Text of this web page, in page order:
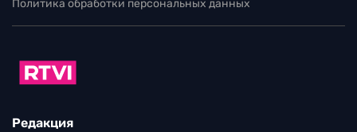
Политика обработки персональных данных
Редакция